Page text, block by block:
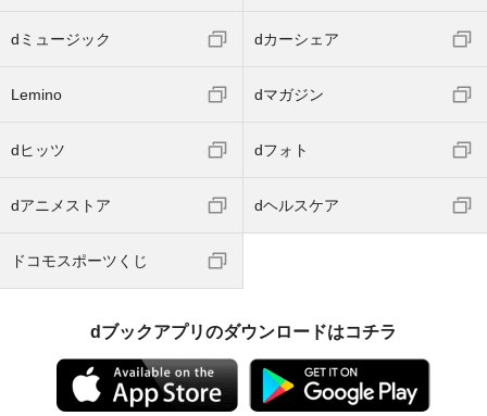
dミュージック dカーシェア
Lemino dマガジン
dヒッツ dフォト
dアニメストア dヘルスケア
ドコモスポーツくじ
dブックアプリのダウンロードはコチラ